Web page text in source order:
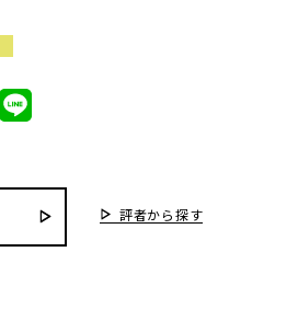
評者から探す